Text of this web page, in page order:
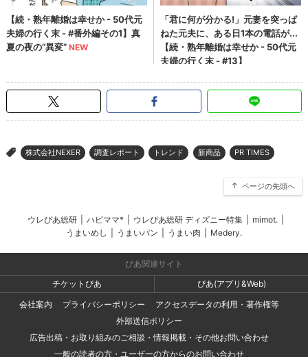
> 株式会社NEXER 調査レポート トレンド 新商品 PR TIMES
ページの先頭へ
ウレぴあ総研 ハピママ* ウレぴあ総研 ディズニー特集 mimot.
うまいめし
うまいパン うまい肉 Medery.
ぴあ関連サイト
チケットぴあ
ぴあ(アプリ&Web)
会社案内
プライバシーポリシー
アクセスデータの利用・著作権等
外部送信ポリシー
広告出稿・お取り組みのご相談・情報掲載・その他お問い合わせ
一般の読者の方・ユーザーの方からのお問い合わせ